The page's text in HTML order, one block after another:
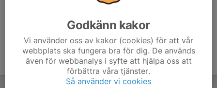
Godkänn kakor
Vi använder oss av kakor (cookies) för att vår
webbplats ska fungera bra för dig. De används
även för webbanalys i syfte att hjälpa oss att
förbättra våra tjänster.
Så använder vi cookies